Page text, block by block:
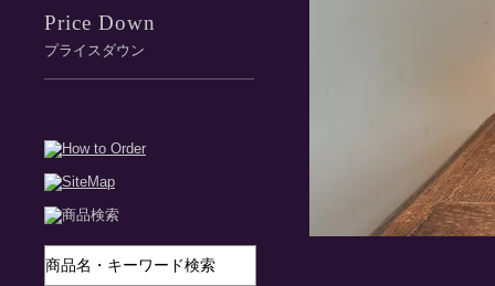
Price Down
プライスダウン